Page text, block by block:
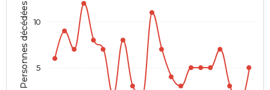
Personnes décédées 5
10